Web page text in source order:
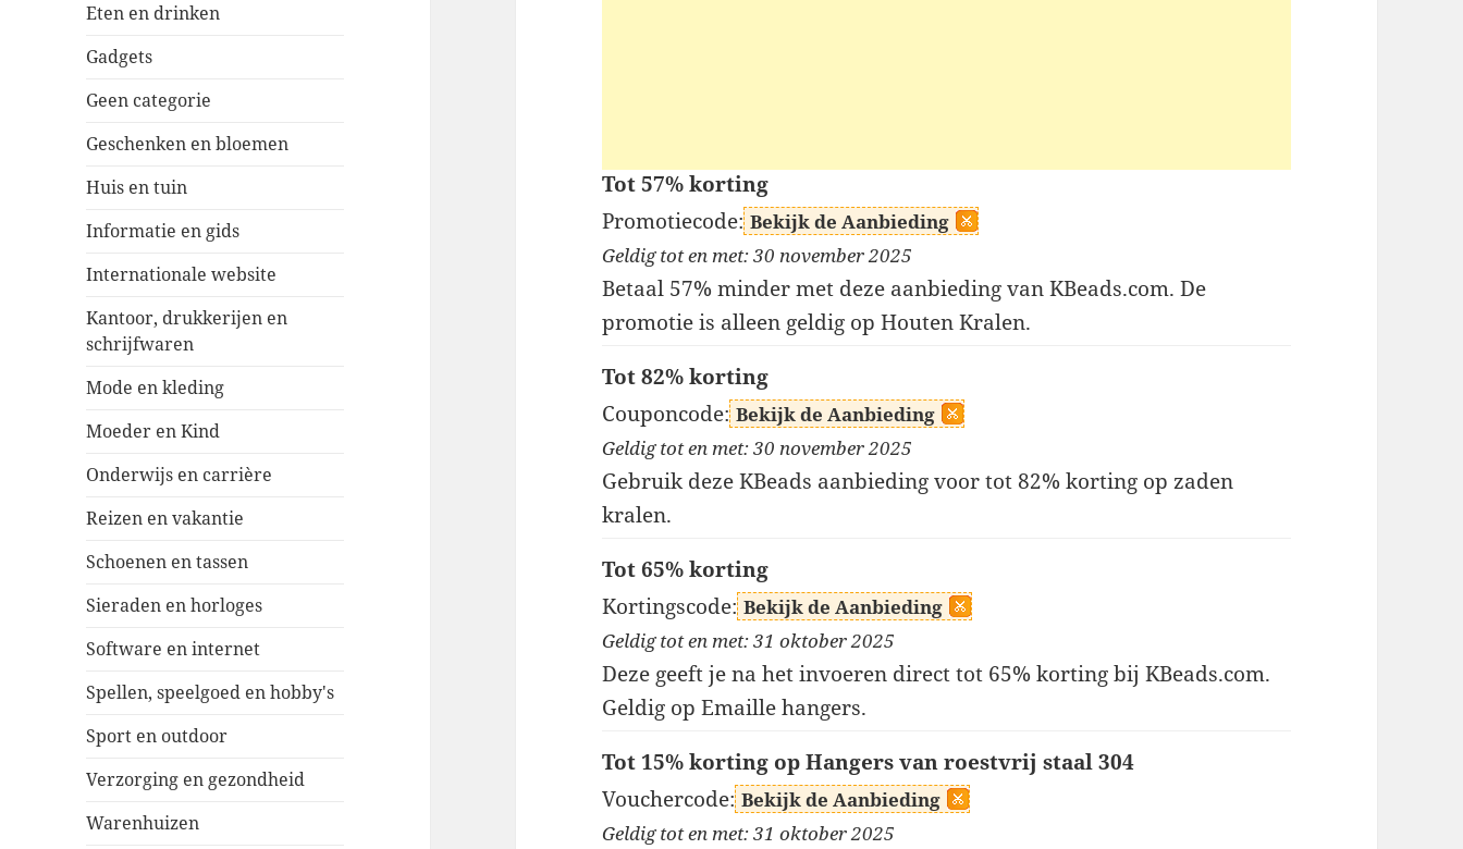
Eten en drinken
Gadgets
Geen categorie
Geschenken en bloemen
Huis en tuin
Informatie en gids
Internationale website
Kantoor, drukkerijen en
schrijfwaren
Mode en kleding
Moeder en Kind
Onderwijs en carrière
Reizen en vakantie
Schoenen en tassen
Sieraden en horloges
Software en internet
Spellen, speelgoed en hobby's
Sport en outdoor
Verzorging en gezondheid
Warenhuizen
Tot 57% korting
Promotiecode: Bekijk de Aanbieding
Geldig tot en met: 30 november 2025
Betaal 57% minder met deze aanbieding van KBeads.com. De
promotie is alleen geldig op Houten Kralen.
Tot 82% korting
Couponcode: Bekijk de Aanbieding
Geldig tot en met: 30 november 2025
Gebruik deze KBeads aanbieding voor tot 82% korting op zaden
kralen.
Tot 65% korting
Kortingscode: Bekijk de Aanbieding
Geldig tot en met: 31 oktober 2025
Deze geeft je na het invoeren direct tot 65% korting bij KBeads.com.
Geldig op Emaille hangers.
Tot 15% korting op Hangers van roestvrij staal 304
Vouchercode: Bekijk de Aanbieding
Geldig tot en met: 31 oktober 2025